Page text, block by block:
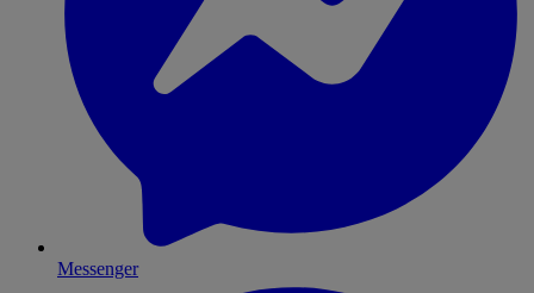
Messenger